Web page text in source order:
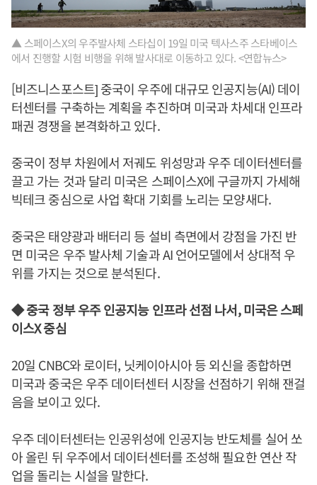
▲ 스페이스X의 우주발사체 스타십이 19일 미국 텍사스주 스타베이스
에서 진행할 시험 비행을 위해 발사대로 이동하고 있다. <연합뉴스>
[비즈니스포스트] 중국이 우주에 대규모 인공지능(AI) 데이
터센터를 구축하는 계획을 추진하며 미국과 차세대 인프라
패권 경쟁을 본격화하고 있다.
중국이 정부 차원에서 저궤도 위성망과 우주 데이터센터를
끌고 가는 것과 달리 미국은 스페이스X에 구글까지 가세해
빅테크 중심으로 사업 확대 기회를 노리는 모양새다.
중국은 태양광과 배터리 등 설비 측면에서 강점을 가진 반
면 미국은 우주 발사체 기술과 AI 언어모델에서 상대적 우
위를 가지는 것으로 분석된다.
◆ 중국 정부 우주 인공지능 인프라 선점 나서, 미국은 스페
이스X 중심
20일 CNBC와 로이터, 닛케이아시아 등 외신을 종합하면
미국과 중국은 우주 데이터센터 시장을 선점하기 위해 잰걸
음을 보이고 있다.
우주 데이터센터는 인공위성에 인공지능 반도체를 실어 쏘
아 올린 뒤 우주에서 데이터센터를 조성해 필요한 연산 작
업을 돌리는 시설을 말한다.